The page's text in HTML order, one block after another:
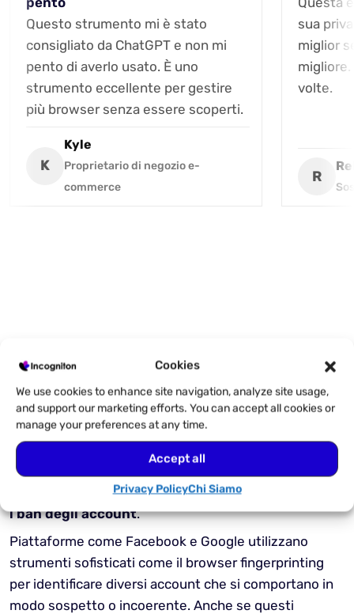
Cookies
We use cookies to enhance site navigation, analyze site usage,
and support our marketing efforts. You can accept all cookies or
manage your preferences at any time.
Accept all
Privacy PolicyChi Siamo
Questo strumento mi è stato
consigliato da ChatGPT e non mi
pento di averlo usato. È uno
strumento eccellente per gestire
più browser senza essere scoperti.
K
Kyle
Proprietario di negozio e-
commerce
sua
miglior
volte.
R
agenzie digitali
Le agenzie digitali gestiscono la presenza digitale di
aziende o marchi, come pubblicità e account social
media. Questo significa gestire diversi conti di diversi
clienti. Mantenere questi account separati e distinti è
fondamentale pergarantire la sicurezza ed evitare
i ban degli account.
Piattaforme come Facebook e Google utilizzano
strumenti sofisticati come il browser fingerprinting
per identificare diversi account che si comportano in
modo sospetto o incoerente. Anche se questi